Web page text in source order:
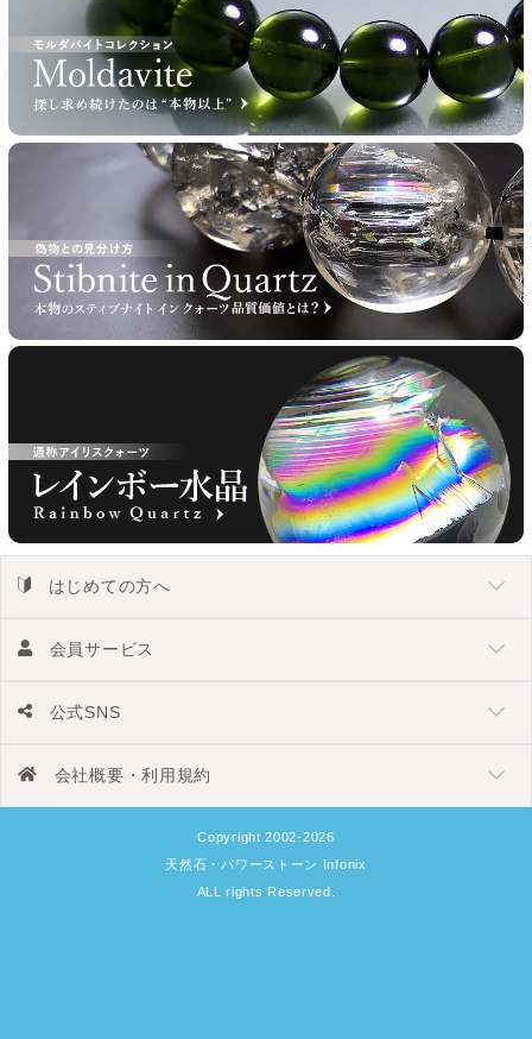
はじめての方へ
会員サービス
公式SNS
会社概要・利用規約
Copyright 2002-2026
天然石・パワーストーン Infonix
ALL rights Reserved.